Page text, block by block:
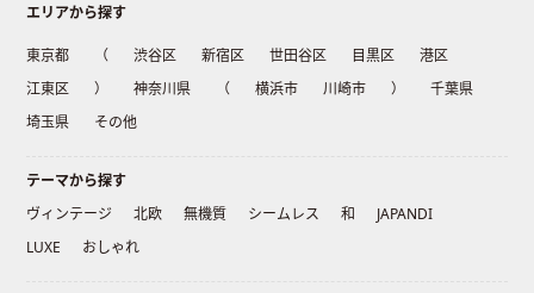
エリアから探す
東京都 （ 渋谷区 新宿区 世田谷区 目黒区
港区
江東区
） 神奈川県 （ 横浜市 川崎市 ）
千葉県
埼玉県
その他
テーマから探す
ヴィンテージ
北欧 無機質 シームレス 和
JAPANDI
LUXE
おしゃれ